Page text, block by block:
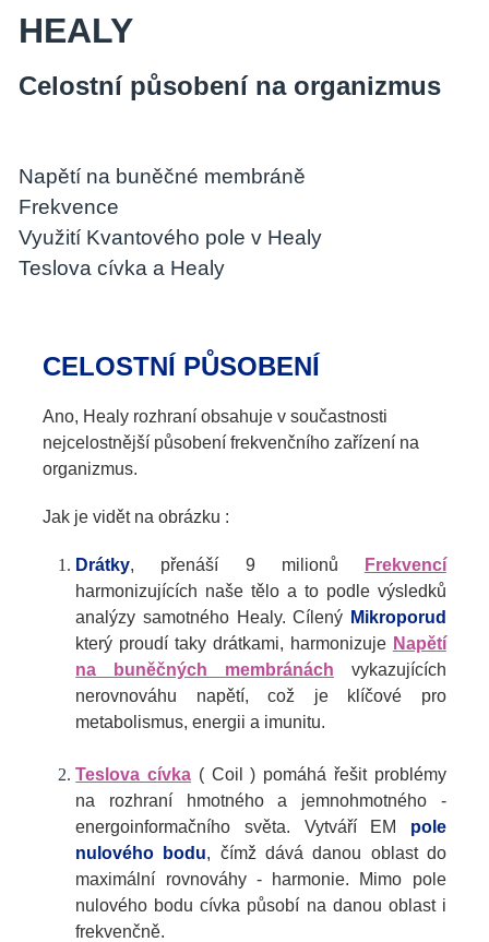
HEALY
Celostní působení na organizmus
Napětí na buněčné membráně
Frekvence
Využití Kvantového pole v Healy
Teslova cívka a Healy
CELOSTNÍ PŮSOBENÍ
Ano, Healy rozhraní obsahuje v součastnosti
nejcelostnější působení frekvenčního zařízení na
organizmus.
Jak je vidět na obrázku :
Drátky, přenáší 9 milionů
Frekvencí
harmonizujících naše tělo a to podle výsledků
analýzy samotného Healy. Cílený Mikroporud
který proudí taky drátkami, harmonizuje Napětí
na buněčných membránách vykazujících
nerovnováhu napětí, což je klíčové pro
metabolismus, energii a imunitu.
Teslova cívka ( Coil ) pomáhá řešit problémy
na rozhraní hmotného a jemnohmotného -
energoinformačního světa. Vytváří EM pole
nulového bodu, čímž dává danou oblast do
maximální rovnováhy - harmonie. Mimo pole
nulového bodu cívka působí na danou oblast i
frekvenčně.